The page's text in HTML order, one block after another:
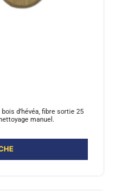
d’hévéa, fibre sortie 25
manuel.